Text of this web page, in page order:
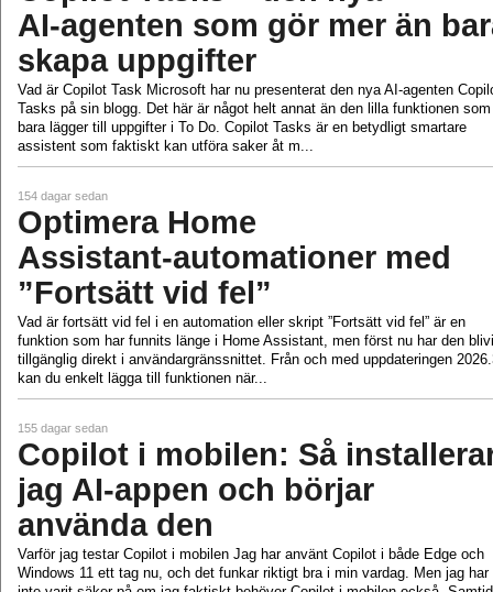
AI‑agenten som gör mer än
skapa uppgifter
Vad är Copilot Task Microsoft har nu presenterat den nya AI‑agenten
Tasks på sin blogg. Det här är något helt annat än den lilla funktionen som
bara lägger till uppgifter i To Do. Copilot Tasks är en betydligt smartare
assistent som faktiskt kan utföra saker åt m...
154 dagar sedan
Optimera Home
Assistant‑automationer med
”Fortsätt vid fel”
Vad är fortsätt vid fel i en automation eller skript ”Fortsätt vid fel” är en
funktion som har funnits länge i Home Assistant, men först nu har den
tillgänglig direkt i användargränssnittet. Från och med uppdateringen
kan du enkelt lägga till funktionen när...
155 dagar sedan
Copilot i mobilen: Så
jag AI‑appen och börjar
använda den
Varför jag testar Copilot i mobilen Jag har använt Copilot i både Edge och
Windows 11 ett tag nu, och det funkar riktigt bra i min vardag. Men jag har